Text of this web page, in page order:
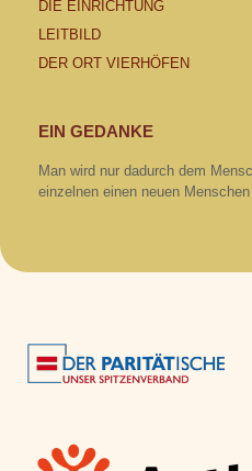
DIE EINRICHTUNG
LEITBILD
DER ORT VIERHÖFEN
EIN GEDANKE
Man wird nur dadurch dem
einzelnen einen neuen